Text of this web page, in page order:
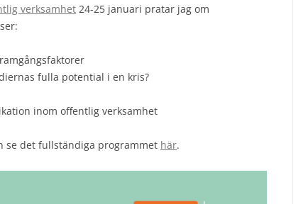
Ledarskap i kris
verksamhet 24-25 januari pratar jag om
fulla potential i en kris?
inom offentlig verksamhet
se det fullständiga programmet här.